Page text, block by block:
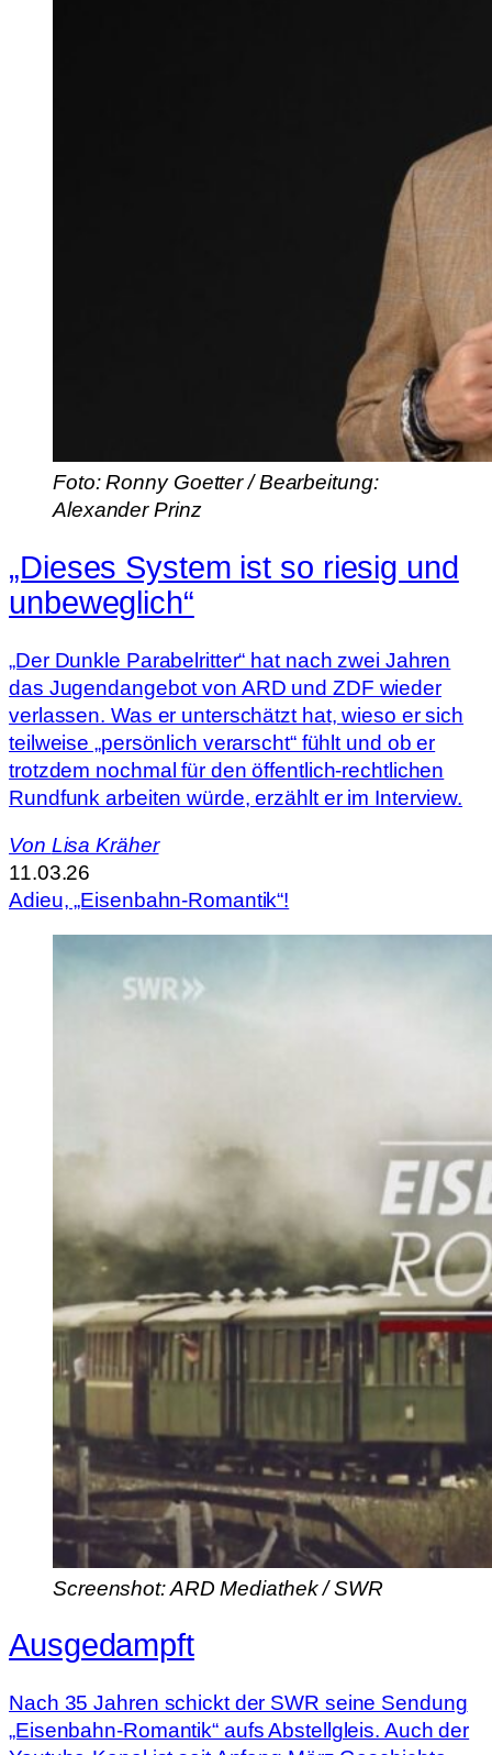
Foto: Ronny Goetter / Bearbeitung:
Alexander Prinz
„Dieses System ist so riesig und
unbeweglich“
„Der Dunkle Parabelritter“ hat nach zwei Jahren
das Jugendangebot von ARD und ZDF wieder
verlassen. Was er unterschätzt hat, wieso er sich
teilweise „persönlich verarscht“ fühlt und ob er
trotzdem nochmal für den öffentlich-rechtlichen
Rundfunk arbeiten würde, erzählt er im Interview.
Von Lisa Kräher
11.03.26
Adieu, „Eisenbahn-Romantik“!
Screenshot: ARD Mediathek / SWR
Ausgedampft
Nach 35 Jahren schickt der SWR seine Sendung
„Eisenbahn-Romantik“ aufs Abstellgleis. Auch der